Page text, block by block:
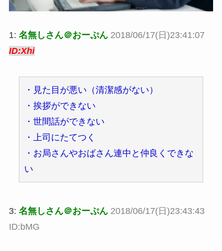
1: 名無しさん＠おーぷん 2018/06/17(日)23:41:07
ID:Xhi
・見た目が悪い（清潔感がない）
・挨拶ができない
・世間話ができない
・上司にたてつく
・お局さんやおばさん連中と仲良くできな
い
3: 名無しさん＠おーぷん 2018/06/17(日)23:43:43
ID:bMG